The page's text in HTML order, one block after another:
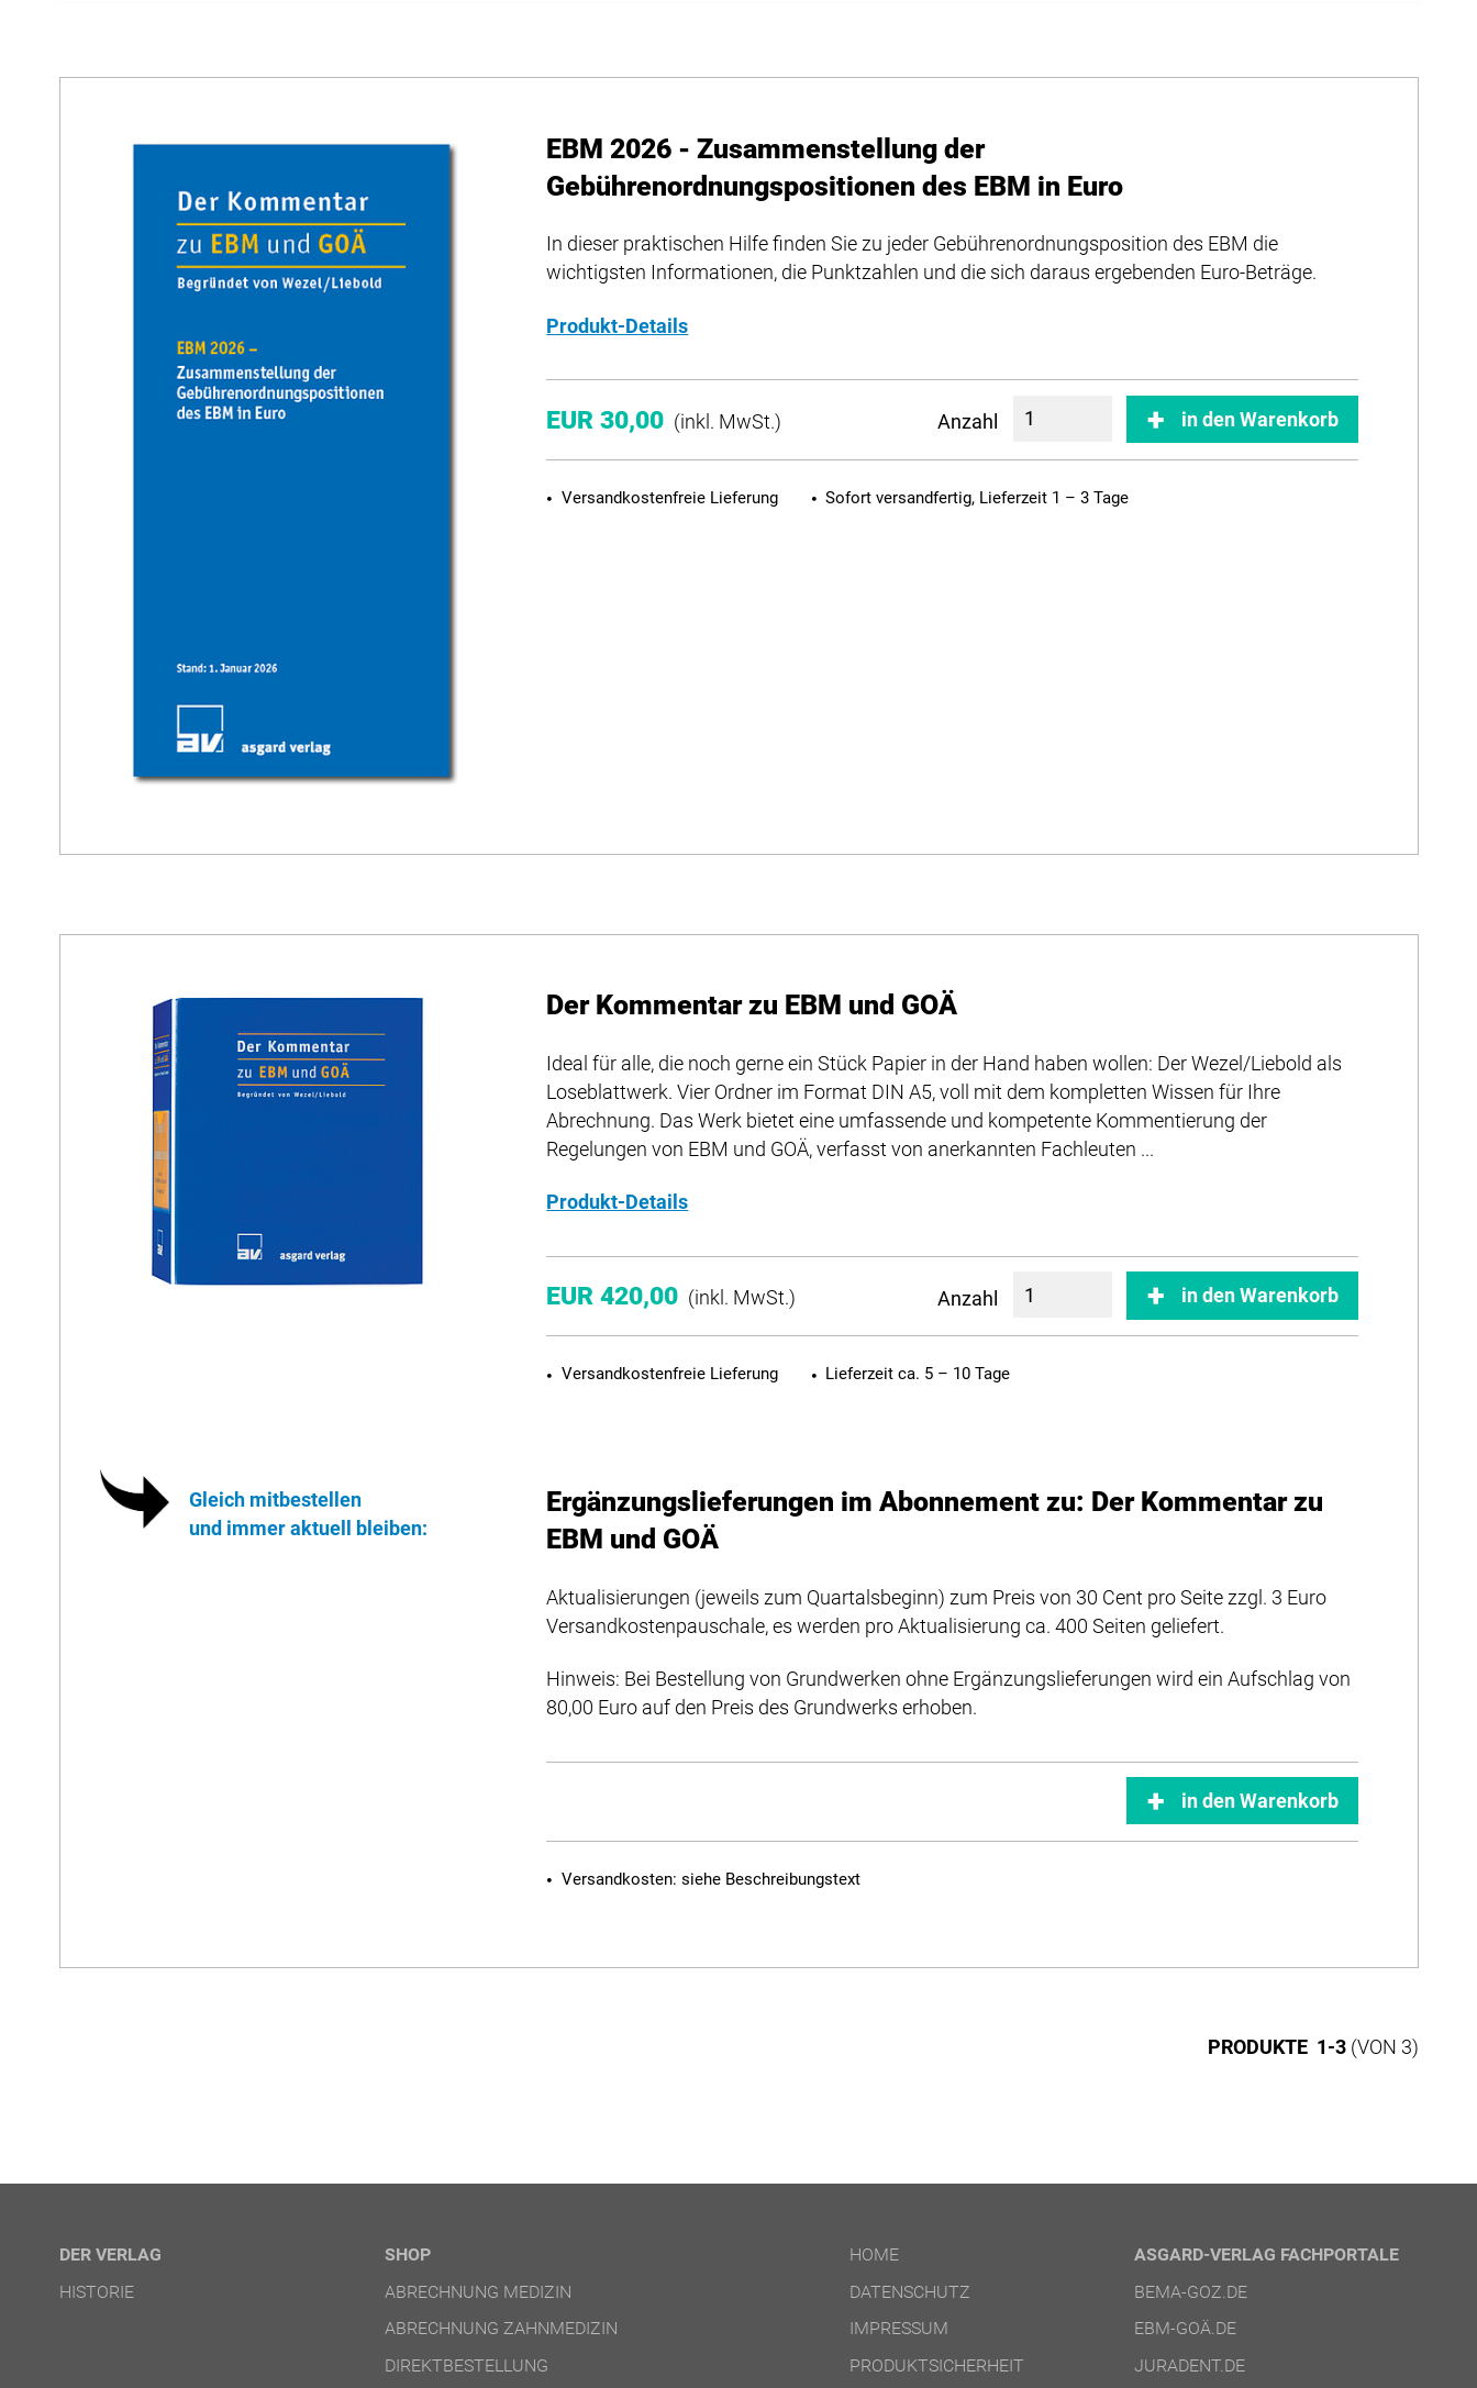
EBM 2026 - Zusammenstellung der
Gebührenordnungspositionen des EBM in Euro
In dieser praktischen Hilfe finden Sie zu jeder Gebührenordnungsposition des EBM die
wichtigsten Informationen, die Punktzahlen und die sich daraus ergebenden Euro-Beträge.
Produkt-Details
EUR 30,00 (inkl. MwSt.) Anzahl in den Warenkorb
Versandkostenfreie Lieferung Sofort versandfertig, Lieferzeit 1 – 3 Tage
Der Kommentar zu EBM und GOÄ
Ideal für alle, die noch gerne ein Stück Papier in der Hand haben wollen: Der Wezel/Liebold als
Loseblattwerk. Vier Ordner im Format DIN A5, voll mit dem kompletten Wissen für Ihre
Abrechnung. Das Werk bietet eine umfassende und kompetente Kommentierung der
Regelungen von EBM und GOÄ, verfasst von anerkannten Fachleuten ...
Produkt-Details
EUR 420,00 (inkl. MwSt.) Anzahl in den Warenkorb
Versandkostenfreie Lieferung Lieferzeit ca. 5 – 10 Tage
Gleich mitbestellen
und immer aktuell bleiben:
Ergänzungslieferungen im Abonnement zu: Der Kommentar zu
EBM und GOÄ
Aktualisierungen (jeweils zum Quartalsbeginn) zum Preis von 30 Cent pro Seite zzgl. 3 Euro
Versandkostenpauschale, es werden pro Aktualisierung ca. 400 Seiten geliefert.
Hinweis: Bei Bestellung von Grundwerken ohne Ergänzungslieferungen wird ein Aufschlag von
80,00 Euro auf den Preis des Grundwerks erhoben.
in den Warenkorb
Versandkosten: siehe Beschreibungstext
PRODUKTE 1-3(VON 3)
DER VERLAG
HISTORIE
SHOP
ABRECHNUNG MEDIZIN
ABRECHNUNG ZAHNMEDIZIN
DIREKTBESTELLUNG
HOME
DATENSCHUTZ
IMPRESSUM
PRODUKTSICHERHEIT
ASGARD-VERLAG FACHPORTALE
BEMA-GOZ.DE
EBM-GOÄ.DE
JURADENT.DE